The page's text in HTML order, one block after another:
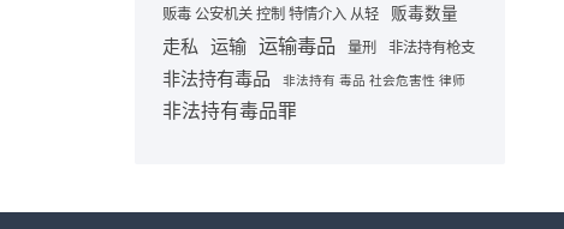
贩毒 公安机关 控制 特情介入 从轻
贩毒数量
走私 运输 运输毒品 量刑 非法持有枪支
非法持有毒品 非法持有 毒品 社会危害性 律师
非法持有毒品罪